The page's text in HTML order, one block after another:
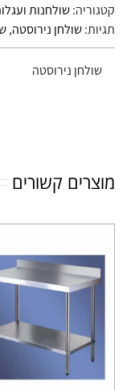
קטגוריה:שולחנות
תגיות:שולחן נירוסטה,
שולחן נירוסטה
מוצרים קשורים